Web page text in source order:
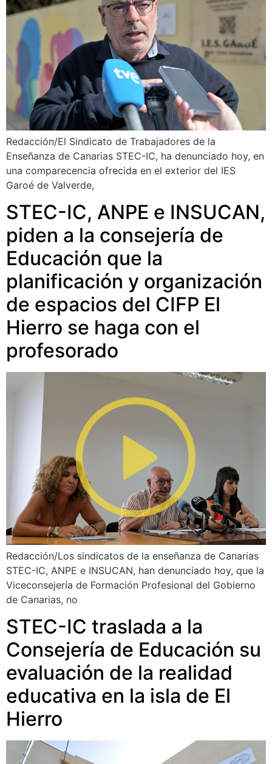
Redacción/El Sindicato de Trabajadores de la
Enseñanza de Canarias STEC-IC, ha denunciado hoy, en
una comparecencia ofrecida en el exterior del IES
Garoé de Valverde,
STEC-IC, ANPE e INSUCAN,
piden a la consejería de
Educación que la
planificación y organización
de espacios del CIFP El
Hierro se haga con el
profesorado
Redacción/Los sindicatos de la enseñanza de Canarias
STEC-IC, ANPE e INSUCAN, han denunciado hoy, que la
Viceconsejería de Formación Profesional del Gobierno
de Canarias, no
STEC-IC traslada a la
Consejería de Educación su
evaluación de la realidad
educativa en la isla de El
Hierro